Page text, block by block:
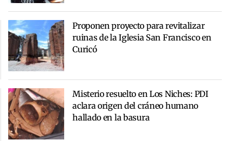
Proponen proyecto para revitalizar
ruinas de la Iglesia San Francisco en
Curicó
Misterio resuelto en Los Niches: PDI
aclara origen del cráneo humano
hallado en la basura